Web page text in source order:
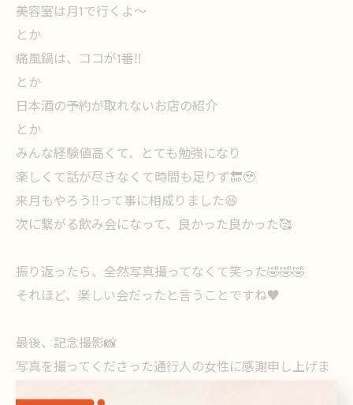
美容室は月1で行くよ〜
とか
痛風鍋は、ココが1番‼️
とか
日本酒の予約が取れないお店の紹介
とか
みんな経験値高くて、とても勉強になり
楽しくて話が尽きなくて時間も足りず🔚🥹
来月もやろう‼️って事に相成りました😆
次に繋がる飲み会になって、良かった良かった🥰
振り返ったら、全然写真撮ってなくて笑った🤣🤣🤣
それほど、楽しい会だったと言うことですね♥️
最後、記念撮影📸
写真を撮ってくださった通行人の女性に感謝申し上げま